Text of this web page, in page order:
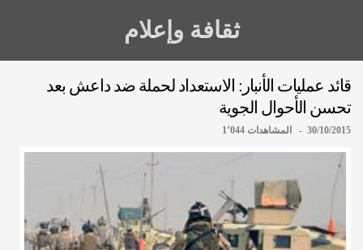
ثقافة وإعلام
قائد عمليات الأنبار: الاستعداد لحملة ضد داعش بعد
تحسن الأحوال الجوية
30/10/2015 - المشاهدات 1٬044